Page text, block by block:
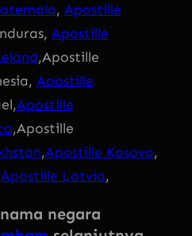
, Apostille
Apostille
,Apostille
Apostille
Apostille
,Apostille
,Apostille Kosovo,
Apostille Latvia,
negara